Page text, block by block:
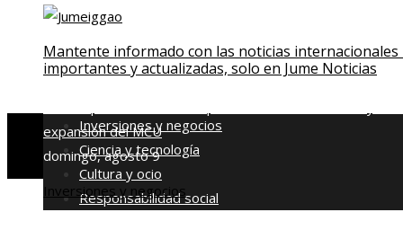
Montenegro
ambiental en comunidades chilenasDisney impulsa videos
cortos en TikTok para atraer a usuarios jóvenes
expansión del MCU
domingo, agosto 9
Mantente informado con las noticias internacionales
importantes y actualizadas, solo en Jume Noticias
Inversiones y negocios
Ciencia y tecnología
Cultura y ocio
Responsabilidad social
Inversiones y negocios